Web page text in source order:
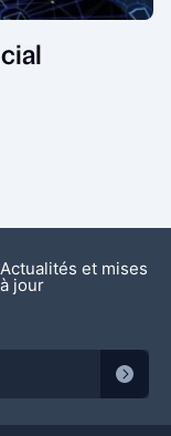
Actualités et mises
à jour